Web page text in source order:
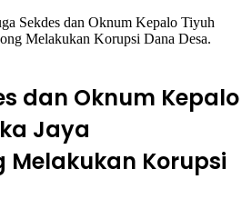
Sekdes dan Oknum Kepalo Tiyuh
Melakukan Korupsi Dana Desa.
dan Oknum Kepalo
Jaya
Melakukan Korupsi